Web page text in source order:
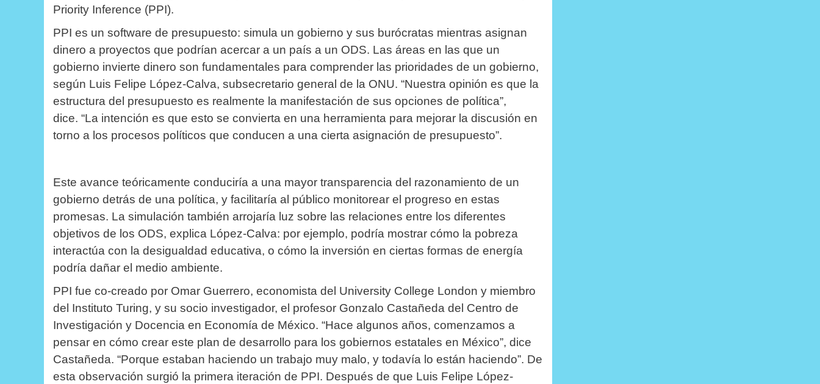
Priority Inference (PPI).
PPI es un software de presupuesto: simula un gobierno y sus burócratas mientras asignan
dinero a proyectos que podrían acercar a un país a un ODS. Las áreas en las que un
gobierno invierte dinero son fundamentales para comprender las prioridades de un gobierno,
según Luis Felipe López-Calva, subsecretario general de la ONU. “Nuestra opinión es que la
estructura del presupuesto es realmente la manifestación de sus opciones de política”,
dice. “La intención es que esto se convierta en una herramienta para mejorar la discusión en
torno a los procesos políticos que conducen a una cierta asignación de presupuesto”.
Este avance teóricamente conduciría a una mayor transparencia del razonamiento de un
gobierno detrás de una política, y facilitaría al público monitorear el progreso en estas
promesas. La simulación también arrojaría luz sobre las relaciones entre los diferentes
objetivos de los ODS, explica López-Calva: por ejemplo, podría mostrar cómo la pobreza
interactúa con la desigualdad educativa, o cómo la inversión en ciertas formas de energía
podría dañar el medio ambiente.
PPI fue co-creado por Omar Guerrero, economista del University College London y miembro
del Instituto Turing, y su socio investigador, el profesor Gonzalo Castañeda del Centro de
Investigación y Docencia en Economía de México. “Hace algunos años, comenzamos a
pensar en cómo crear este plan de desarrollo para los gobiernos estatales en México”, dice
Castañeda. “Porque estaban haciendo un trabajo muy malo, y todavía lo están haciendo”. De
esta observación surgió la primera iteración de PPI. Después de que Luis Felipe López-